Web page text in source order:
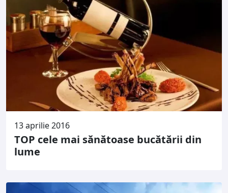
13 aprilie 2016
TOP cele mai sănătoase bucătării din
lume